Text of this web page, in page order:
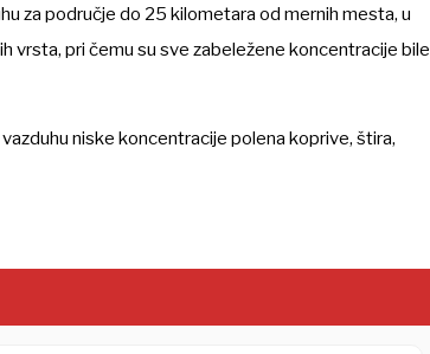
za područje do 25 kilometara od mernih mesta, u
vrsta, pri čemu su sve zabeležene koncentracije bile
niske koncentracije polena koprive, štira,